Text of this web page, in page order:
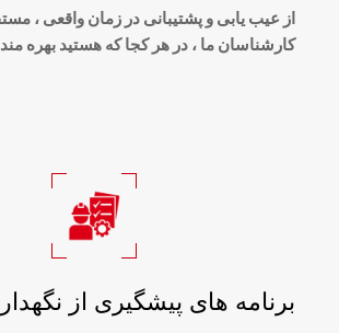
از عیب یابی و پشتیبانی در زمان واقعی ،
کارشناسان ما ، در هر کجا که هستید بهره
برنامه های پیشگیری از